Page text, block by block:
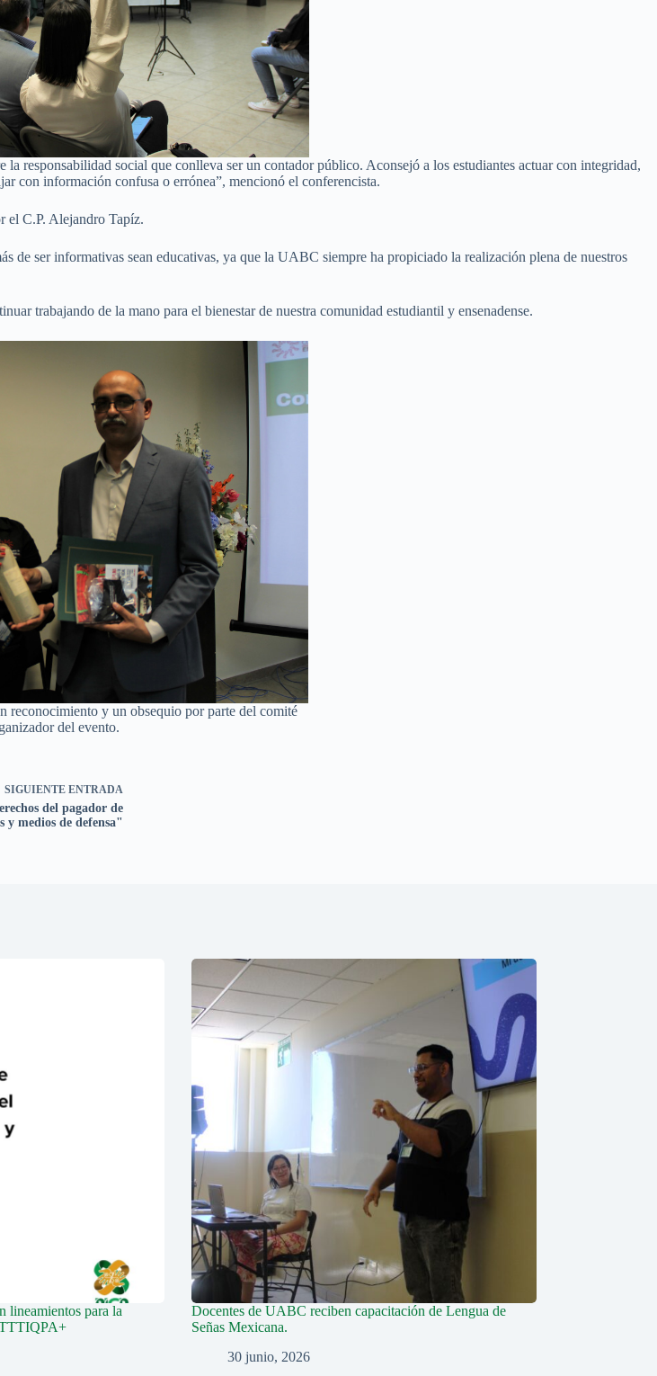
responsabilidad social que conlleva ser un contador público. Aconsejó a los estudiantes actuar con integridad,
con información confusa o errónea”, mencionó el conferencista.
el C.P. Alejandro Tapíz.
de ser informativas sean educativas, ya que la UABC siempre ha propiciado la realización plena de nuestros
trabajando de la mano para el bienestar de nuestra comunidad estudiantil y ensenadense.
reconocimiento y un obsequio por parte del comité
del evento.
SIGUIENTE ENTRADA
del pagador de
y medios de defensa"
lineamientos para la
Docentes de UABC reciben capacitación de Lengua de
Señas Mexicana.
30 junio, 2026